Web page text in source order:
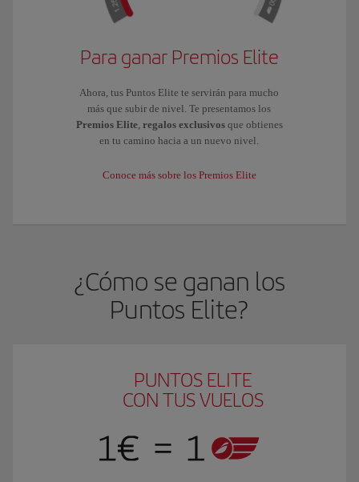
Para ganar Premios Elite
Ahora, tus Puntos Elite te servirán para mucho
más que subir de nivel. Te presentamos los
Premios Elite, regalos exclusivosque obtienes
en tu camino hacia a un nuevo nivel.
Conoce más sobre los Premios Elite
¿Cómo se ganan los
Puntos Elite?
PUNTOS ELITE
CON TUS VUELOS